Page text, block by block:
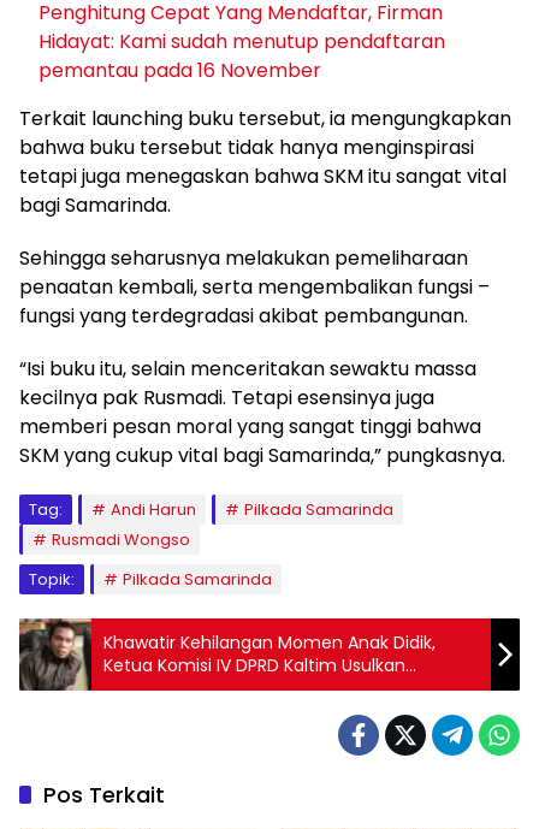
Penghitung Cepat Yang Mendaftar, Firman
Hidayat: Kami sudah menutup pendaftaran
pemantau pada 16 November
Terkait launching buku tersebut, ia mengungkapkan
bahwa buku tersebut tidak hanya menginspirasi
tetapi juga menegaskan bahwa SKM itu sangat vital
bagi Samarinda.
Sehingga seharusnya melakukan pemeliharaan
penaatan kembali, serta mengembalikan fungsi –
fungsi yang terdegradasi akibat pembangunan.
“Isi buku itu, selain menceritakan sewaktu massa
kecilnya pak Rusmadi. Tetapi esensinya juga
memberi pesan moral yang sangat tinggi bahwa
SKM yang cukup vital bagi Samarinda,” pungkasnya.
Tag: Andi Harun
Pilkada Samarinda
Rusmadi Wongso
Topik:
Pilkada Samarinda
Khawatir Kehilangan Momen Anak Didik,
Ketua Komisi IV DPRD Kaltim Usulkan
Pembelajaran Tatap Muka Bisa Direalisasikan
Pos Terkait